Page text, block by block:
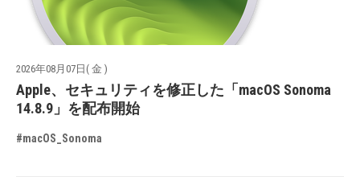
2026年08月07日( 金 )
Apple、セキュリティを修正した「macOS Sonoma
14.8.9」を配布開始
#macOS_Sonoma